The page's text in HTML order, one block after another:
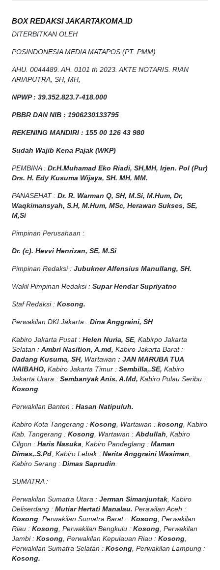
BOX REDAKSI JAKARTAKOMA.ID
DITERBITKAN OLEH
POSINDONESIA MEDIA MATAPOS (PT. PMM)
AHU. 0044489. AH. 0101 th 2023. AKTE NOTARIS. RIAN
ARIAPUTRA, SH, MH,
NPWP: 39.352.823.7-418.000
PBBR DAN NIB : 1906230133795
REKENING MANDIRI : 155 00 126 43 980
Sudah Wajib Kena Pajak (WKP)
PEMBINA : Dr.H.Muhamad Eko Riadi, SH,MH, Irjen. Pol (Pur)
Drs. H. Edy Kusuma Wijaya, SH. MH, MM.
PANASEHAT : Dr. R. Warman Q, SH, M.Si, M.Hum, Dr,
Waqkimansyah, S.H, M.Hum, MSc, Herawan Sukses, SE,
M,Si
Pimpinan Perusahaan :
Dr. (c). Hevvi Henrizan, SE, M.Si
Pimpinan Redaksi : Jubukner Alfensius Manullang, SH.
Wakil Pimpinan Redaksi : Supar Hendar Supriyatno
Staf Redaksi : Kosong.
Perwakilan DKI Jakarta : Dina Anggraini, SH
Kabiro Jakarta Pusat : Helen Nuria, SE, Kabirpo Jakarta
Selatan : Ambri Nasition, A.md, Kabiro Jakarta Barat :
Dadang Kusuma, SH, Wartawan : JAN MARUBA TUA
NAIBAHO, Kabiro Jakarta Timur : Sembilla,.SE, Kabiro
Jakarta Utara : Sembanyak Anis, A.Md, Kabiro Pulau Seribu :
Kosong
Perwakilan Banten : Hasan Natipuluh.
Kabiro Kota Tangerang : Kosong , Wartawan : kosong , Kabiro
Kab. Tangerang : Kosong , Wartawan : Abdullah , Kabiro
Cilgon : Haris Nasuka , Kabiro Pandeglang : Maman
Dimas,.S.Pd , Kabiro Lebak : Nerita Anggraini Wasiman
Kabiro Serang : Dimas Saprudin
SUMATRA :
Perwakilan Sumatra Utara : Jerman Simanjuntak , Kabiro
Deliserdang : Mutiar Hertati Manalau. Perawilan Aceh :
Kosong , Perwakilan Sumatra Barat : Kosong , Perwakilan
Riau : Kosong , Perwakilan Bengkulu : Kosong , Perwakilan
Jambi : Kosong , Perwakilan Kepulauan Riau : Kosong
Perwakilan Sumatra Selatan : Kosong , Perwakilan Lampung :
Kosong.